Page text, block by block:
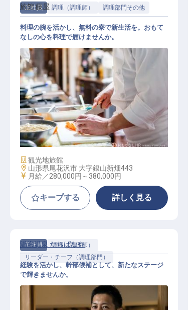
正社員 調理（調理師） 調理部門その他
料理人
旅館 藤屋
料理の腕を活かし、無料の寮で新生活を。おもて
なしの心を料理で届けませんか。
施設業態
観光地旅館
勤務地
山形県尾花沢市 大字銀山新畑443
給与
月給／280,000円～ 380,000円
キープする 詳しく見る
正社員
調理（調理師）
リーダー・チーフ（調理部門）
温海温泉 たちばなや
経験を活かし、幹部候補として、新たなステージ
で輝きませんか。